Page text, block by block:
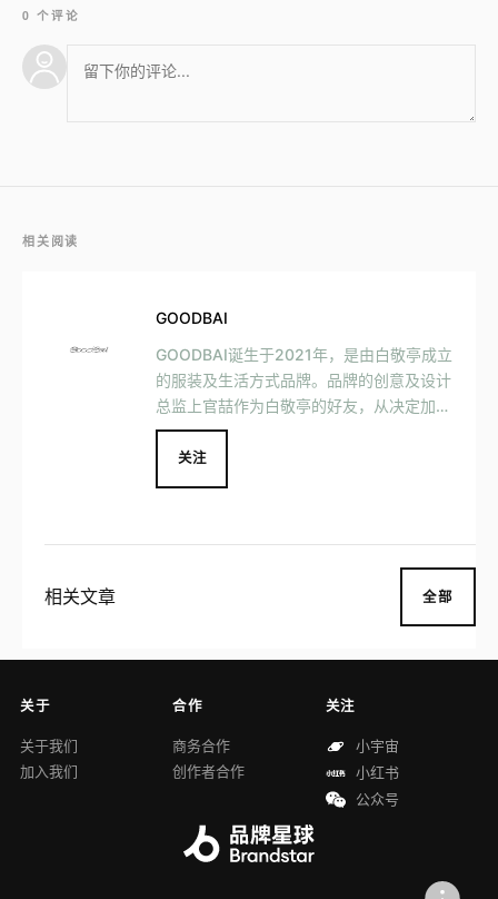
0 个评论
相关阅读
GOODBAI
GOODBAI诞生于2021年，是由白敬亭成立
的服装及生活方式品牌。品牌的创意及设计
总监上官喆作为白敬亭的好友，从决定加入
到GOODBAI的那刻起，便决定了GOODBA
I出世必然惊世绝俗，由他创立的品牌SANK
UANZ，曾登陆伦敦时装周、入选巴黎时装
营，和传统的明星周边式的潮牌有着明显的
一步一个脚印的推动着品牌的发展，
关注
相关文章 全部
关于
关于我们
加入我们
合作
商务合作
创作者合作
关注
小宇宙
小红书
公众号